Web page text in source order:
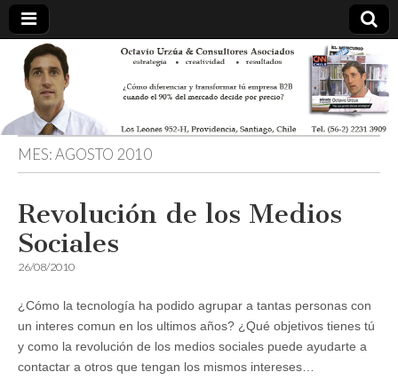
MES:AGOSTO 2010
Revolución de los Medios
Sociales
26/08/2010
¿Cómo la tecnología ha podido agrupar a tantas personas con
un interes comun en los ultimos años? ¿Qué objetivos tienes tú
y como la revolución de los medios sociales puede ayudarte a
contactar a otros que tengan los mismos intereses…